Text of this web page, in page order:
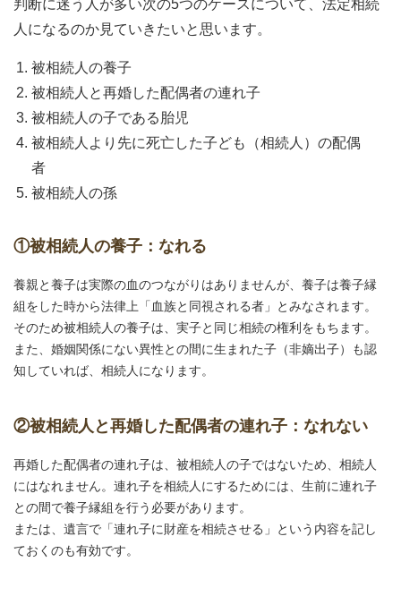
判断に迷う人が多い次の5つのケースについて、法定相続
人になるのか見ていきたいと思います。
被相続人の養子
被相続人と再婚した配偶者の連れ子
被相続人の子である胎児
被相続人より先に死亡した子ども（相続人）の配偶
者
被相続人の孫
①被相続人の養子：なれる
養親と養子は実際の血のつながりはありませんが、養子は養子縁
組をした時から法律上「血族と同視される者」とみなされます。
そのため被相続人の養子は、実子と同じ相続の権利をもちます。
また、婚姻関係にない異性との間に生まれた子（非嫡出子）も認
知していれば、相続人になります。
②被相続人と再婚した配偶者の連れ子：なれない
再婚した配偶者の連れ子は、被相続人の子ではないため、相続人
にはなれません。連れ子を相続人にするためには、生前に連れ子
との間で養子縁組を行う必要があります。
または、遺言で「連れ子に財産を相続させる」という内容を記し
ておくのも有効です。